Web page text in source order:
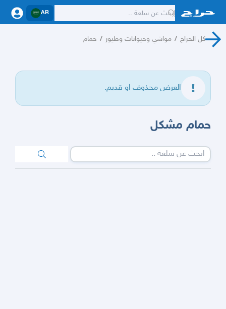
AR
كل الحراج / مواشي وحيوانات وطيور / حمام
العرض محذوف او قديم.
حمام مشكل